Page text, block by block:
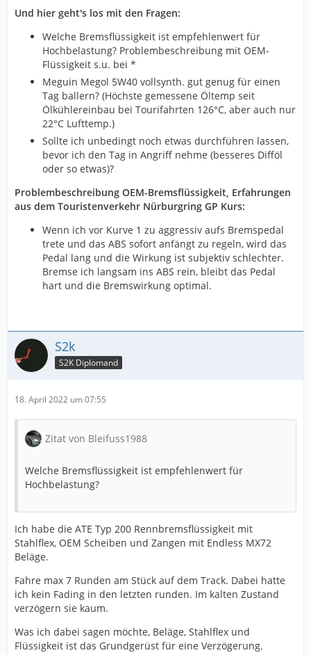
Und hier geht's los mit den Fragen:
Welche Bremsflüssigkeit ist empfehlenwert für
Hochbelastung? Problembeschreibung mit OEM-
Flüssigkeit s.u. bei *
Meguin Megol 5W40 vollsynth. gut genug für einen
Tag ballern? (Höchste gemessene Öltemp seit
Ölkühlereinbau bei Tourifahrten 126°C, aber auch nur
22°C Lufttemp.)
Sollte ich unbedingt noch etwas durchführen lassen,
bevor ich den Tag in Angriff nehme (besseres Difföl
oder so etwas)?
Problembeschreibung OEM-Bremsflüssigkeit, Erfahrungen
aus dem Touristenverkehr Nürburgring GP Kurs:
Wenn ich vor Kurve 1 zu aggressiv aufs Bremspedal
trete und das ABS sofort anfängt zu regeln, wird das
Pedal lang und die Wirkung ist subjektiv schlechter.
Bremse ich langsam ins ABS rein, bleibt das Pedal
hart und die Bremswirkung optimal.
S2k
S2K Diplomand
18. April 2022 um 07:55
Zitat von Bleifuss1988
Welche Bremsflüssigkeit ist empfehlenwert für
Hochbelastung?
Ich habe die ATE Typ 200 Rennbremsflüssigkeit mit
Stahlflex, OEM Scheiben und Zangen mit Endless MX72
Beläge.
Fahre max 7 Runden am Stück auf dem Track. Dabei hatte
ich kein Fading in den letzten runden. Im kalten Zustand
verzögern sie kaum.
Was ich dabei sagen möchte, Beläge, Stahlflex und
Flüssigkeit ist das Grundgerüst für eine Verzögerung.